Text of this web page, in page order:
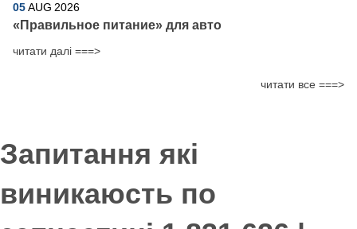
05AUG 2026
​«Правильное питание» для авто
читати далі ===>
читати все ===>
Запитання які
виникаюсть по